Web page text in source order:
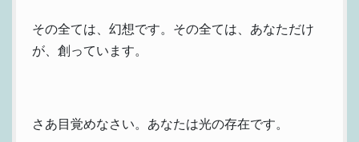
その全ては、幻想です。その全ては、あなただけ
が、創っています。
さあ目覚めなさい。あなたは光の存在です。